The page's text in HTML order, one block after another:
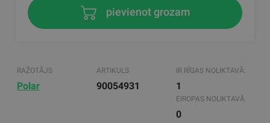
pievienot grozam
RAŽOTĀJS
Polar
ARTIKULS
90054931
IR RĪGAS NOLIKTAVĀ:
1
EIROPAS NOLIKTAVĀ
0